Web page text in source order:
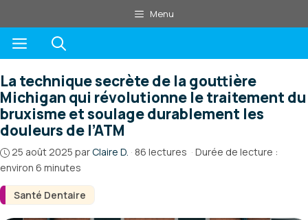
au
contenu
Menu
Menu
Santé Dentaire
La technique secrète de la gouttière
Michigan qui révolutionne le traitement du
bruxisme et soulage durablement les
douleurs de l’ATM
25 août 2025 parClaire D. · 86 lectures · Durée de lecture :
environ 6 minutes